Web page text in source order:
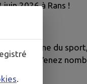
2026 à Rans !
le signe du
Venez